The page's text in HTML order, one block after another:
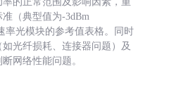
（典型值为-3dBm
率光模块的参考值表格。同时
光纤损耗、连接器问题）及
网络性能问题。